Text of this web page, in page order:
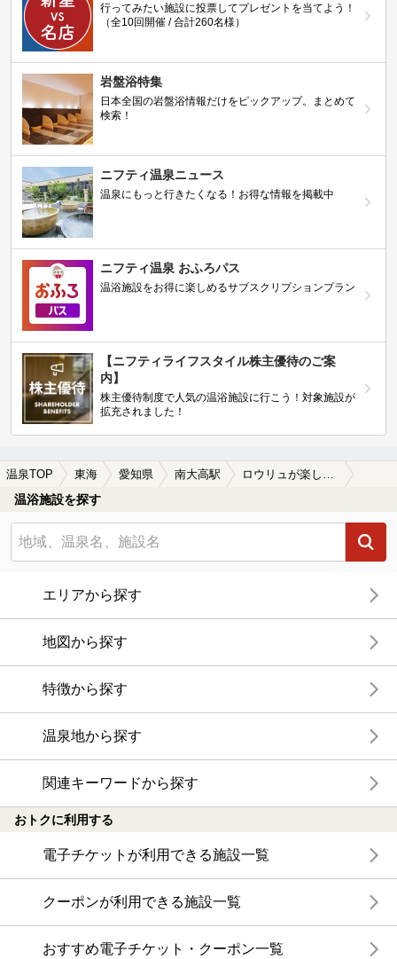
行ってみたい施設に投票してプレゼントを当てよう！
（全10回開催 / 合計260名様）
岩盤浴特集
日本全国の岩盤浴情報だけをピックアップ。まとめて
検索！
ニフティ温泉ニュース
温泉にもっと行きたくなる！お得な情報を掲載中
ニフティ温泉 おふろパス
温浴施設をお得に楽しめるサブスクリプションプラン
【ニフティライフスタイル株主優待のご案
内】
株主優待制度で人気の温浴施設に行こう！対象施設が
拡充されました！
温泉TOP 東海 愛知県 南大高駅
温浴施設を探す
エリアから探す
地図から探す
特徴から探す
温泉地から探す
関連キーワードから探す
おトクに利用する
電子チケットが利用できる施設一覧
クーポンが利用できる施設一覧
おすすめ電子チケット・クーポン一覧